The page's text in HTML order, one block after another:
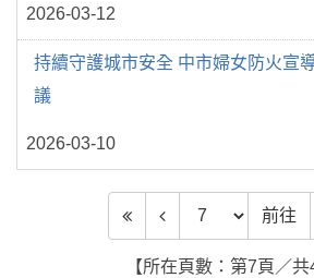
2026-03-12
持續守護城市安全 中市婦女防火宣
議
2026-03-10
前往頁數 前往
【所在頁數：第7頁／共